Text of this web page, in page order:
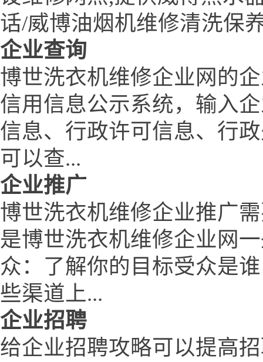
话/威博油烟机维修清洗保
企业查询
博世洗衣机维修企业网的
信用信息公示系统，输入
信息、行政许可信息、行
可以查...
企业推广
博世洗衣机维修企业推广
是博世洗衣机维修企业网
众：了解你的目标受众是
些渠道上...
企业招聘
给企业招聘攻略可以提高